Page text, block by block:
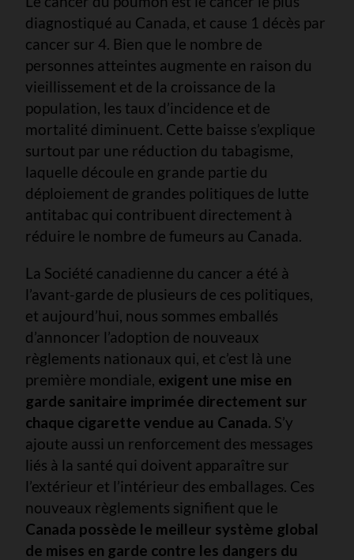
diagnostiqué au Canada, et cause 1 décès par
cancer sur 4. Bien que le nombre de
personnes atteintes augmente en raison du
vieillissement et de la croissance de la
population, les taux d’incidence et de
mortalité diminuent. Cette baisse s’explique
surtout par une réduction du tabagisme,
laquelle découle en grande partie du
déploiement de grandes politiques de lutte
antitabac qui contribuent directement à
réduire le nombre de fumeurs au Canada.
La Société canadienne du cancer a été à
l’avant-garde de plusieurs de ces politiques,
et aujourd’hui, nous sommes emballés
d’annoncer l’adoption de nouveaux
règlements nationaux qui, et c’est là une
première mondiale, exigent une mise en
garde sanitaire imprimée directement sur
chaque cigarette vendue au Canada. S’y
ajoute aussi un renforcement des messages
liés à la santé qui doivent apparaître sur
l’extérieur et l’intérieur des emballages. Ces
nouveaux règlements signifient que le
Canada possède le meilleur système global
de mises en garde contre les dangers du